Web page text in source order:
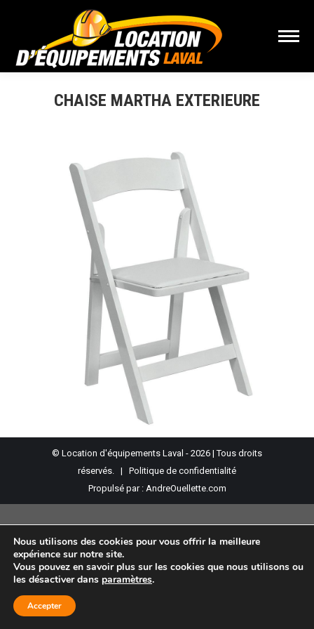
CHAISE MARTHA EXTERIEURE
© Location d'équipements Laval - 2026 | Tous droits
réservés. | Politique de confidentialité
Propulsé par : AndreOuellette.com
Nous utilisons des cookies pour vous offrir la meilleure
expérience sur notre site.
Vous pouvez en savoir plus sur les cookies que nous utilisons ou
les désactiver dans paramètres.
Accepter